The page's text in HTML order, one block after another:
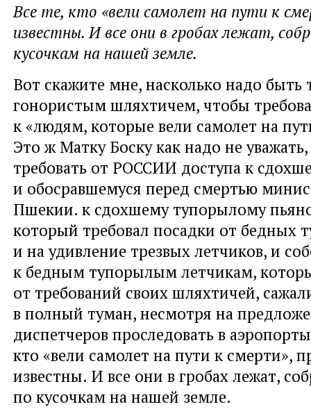
Все те, кто «вели самолет на пути к
известны. И все они в гробах лежат,
кусочкам на нашей земле.
Вот скажите мне, насколько надо
гонористым шляхтичем, чтобы
к «людям, которые вели самолет на
Это ж Матку Боску как надо не
требовать от РОССИИ доступа к
и обосравшемуся перед смертью
Пшекии. к сдохшему тупорылому
который требовал посадки от бедных
и на удивление трезвых летчиков, и
к бедным тупорылым летчикам,
от требований своих шляхтичей,
в полный туман, несмотря на
диспетчеров проследовать в
кто «вели самолет на пути к смерти»,
известны. И все они в гробах лежат,
по кусочкам на нашей земле.